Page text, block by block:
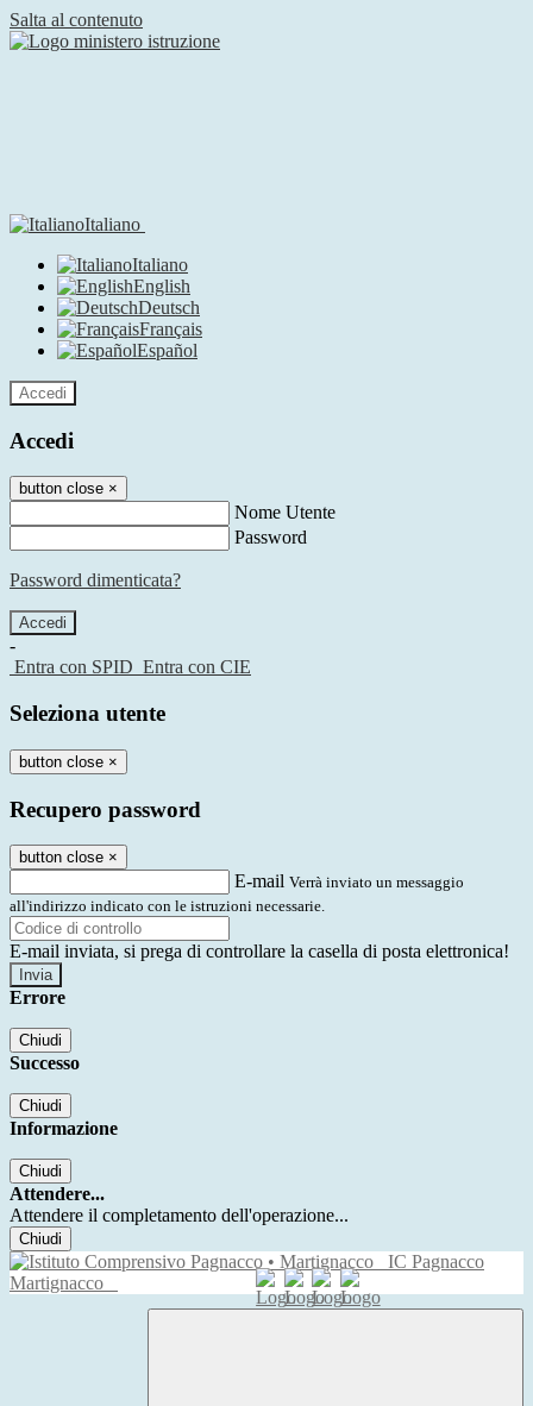
Salta al contenuto
Italiano
Italiano
English
Deutsch
Français
Español
Accedi
Accedi
button close ×
Nome Utente
Password
Password dimenticata?
-
Entra con SPID Entra con CIE
Seleziona utente
button close ×
Recupero password
button close ×
E-mail Verrà inviato un messaggio
all'indirizzo indicato con le istruzioni necessarie.
E-mail inviata, si prega di controllare la casella di posta elettronica!
Errore
Chiudi
Successo
Chiudi
Informazione
Chiudi
Attendere...
Attendere il completamento dell'operazione...
Chiudi
IC Pagnacco
Martignacco